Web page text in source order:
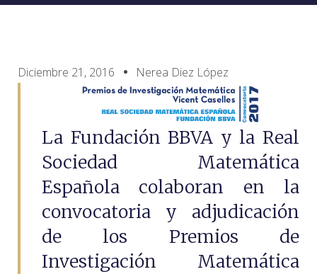
Diciembre 21, 2016 Nerea Diez López
La Fundación BBVA y la Real
Sociedad Matemática
Española colaboran en la
convocatoria y adjudicación
de los Premios de
Investigación Matemática